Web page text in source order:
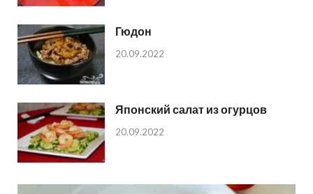
Гюдон
20.09.2022
Японский салат из огурцов
20.09.2022